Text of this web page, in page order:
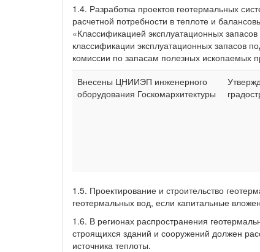
1.4. Разработка проектов геотермальных
расчетной потребности в теплоте и
«Классификацией эксплуатационных
классификации эксплуатационных запасов
комиссии по запасам полезных ископаемых
Внесены ЦНИИЭП инженерного
оборудования Госкомархитектуры
1.5. Проектирование и строительство
геотермальных вод, если капитальные
1.6. В регионах распространения
строящихся зданий и сооружений должен
источника теплоты.